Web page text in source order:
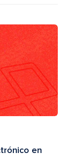
en